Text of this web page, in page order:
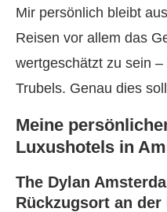
Mir persönlich bleibt
Reisen vor allem das
wertgeschätzt zu sein
Trubels. Genau dies
Meine
Luxushotels in
The Dylan
Rückzugsort an